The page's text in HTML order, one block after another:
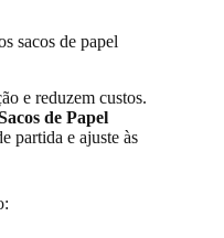
sacos de papel
e reduzem custos.
de Papel
partida e ajuste às